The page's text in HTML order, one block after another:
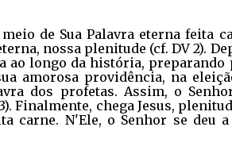
de Sua Palavra eterna feita
nossa plenitude (cf. DV 2).
ao longo da história, preparando
amorosa providência, na
dos profetas. Assim, o
Finalmente, chega Jesus,
carne. N'Ele, o Senhor se deu